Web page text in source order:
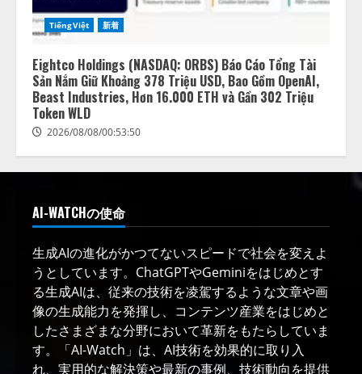
TiếngViệt 新着
Eightco Holdings (NASDAQ: ORBS) Báo Cáo Tổng Tài
Sản Nắm Giữ Khoảng 378 Triệu USD, Bao Gồm OpenAI,
Beast Industries, Hơn 16.000 ETH và Gần 302 Triệu
Token WLD
2026/08/08/00:53:50
AI-WATCHの使命
生成AIの進化がかつてないスピードで社会を変えよ
うとしています。ChatGPTやGeminiをはじめとす
る生成AIは、従来の技術を凌駕するような文章や画
像の生成能力を発揮し、コンテンツ産業をはじめと
したさまざまな分野において革新をもたらしていま
す。「AI-Watch」は、AI技術を効果的に取り入
れ、実用的な解決策や最新の事例、技術動向を提供